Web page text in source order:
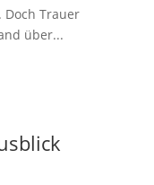
Doch Trauer
über...